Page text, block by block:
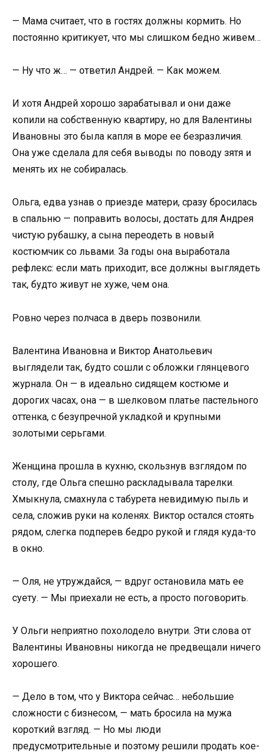
— Мама считает, что в гостях должны кормить. Но
постоянно критикует, что мы слишком бедно живем…
— Ну что ж… — ответил Андрей. — Как можем.
И хотя Андрей хорошо зарабатывал и они даже
копили на собственную квартиру, но для Валентины
Ивановны это была капля в море ее безразличия.
Она уже сделала для себя выводы по поводу зятя и
менять их не собиралась.
Ольга, едва узнав о приезде матери, сразу бросилась
в спальню — поправить волосы, достать для Андрея
чистую рубашку, а сына переодеть в новый
костюмчик со львами. За годы она выработала
рефлекс: если мать приходит, все должны выглядеть
так, будто живут не хуже, чем она.
Ровно через полчаса в дверь позвонили.
Валентина Ивановна и Виктор Анатольевич
выглядели так, будто сошли с обложки глянцевого
журнала. Он — в идеально сидящем костюме и
дорогих часах, она — в шелковом платье пастельного
оттенка, с безупречной укладкой и крупными
золотыми серьгами.
Женщина прошла в кухню, скользнув взглядом по
столу, где Ольга спешно раскладывала тарелки.
Хмыкнула, смахнула с табурета невидимую пыль и
села, сложив руки на коленях. Виктор остался стоять
рядом, слегка подперев бедро рукой и глядя куда-то
в окно.
— Оля, не утруждайся, — вдруг остановила мать ее
суету. — Мы приехали не есть, а просто поговорить.
У Ольги неприятно похолодело внутри. Эти слова от
Валентины Ивановны никогда не предвещали ничего
хорошего.
— Дело в том, что у Виктора сейчас… небольшие
сложности с бизнесом, — мать бросила на мужа
короткий взгляд. — Но мы люди
предусмотрительные и поэтому решили продать кое-